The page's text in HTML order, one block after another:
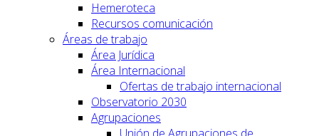
Hemeroteca
Recursos comunicación
Áreas de trabajo
Área Jurídica
Área Internacional
Ofertas de trabajo internacional
Observatorio 2030
Agrupaciones